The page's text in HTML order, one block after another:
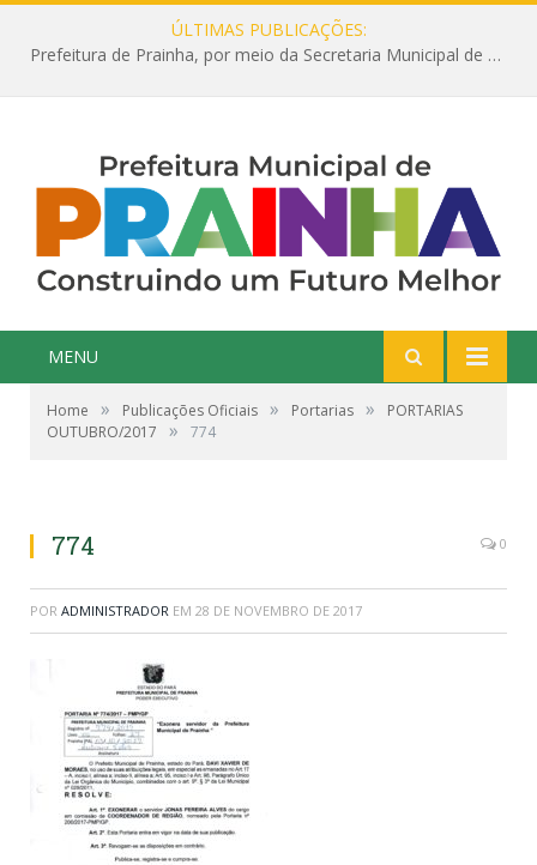
ÚLTIMAS PUBLICAÇÕES:
Prefeitura de Prainha, por meio da Secretaria Municipal de Educação, abre 354 vagas na área da Educação para 2025 com processo seletivo simplificado
MENU
Home » Publicações Oficiais » Portarias »
PORTARIAS
OUTUBRO/2017
» 774
774 0
POR ADMINISTRADOR EM 28 DE NOVEMBRO DE 2017